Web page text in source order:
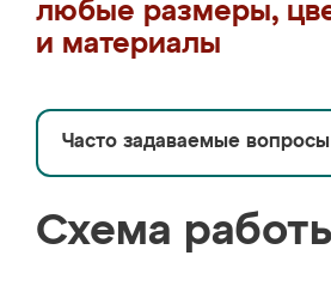
любые размеры,
и материалы
Часто задаваемые вопросы
Схема